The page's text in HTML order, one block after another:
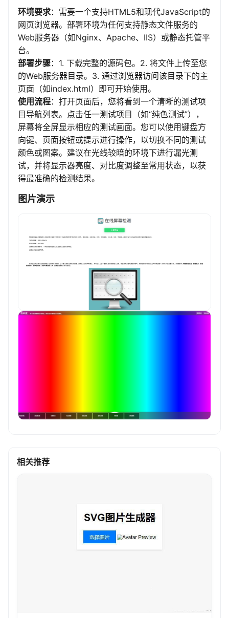
环境要求：需要一个支持HTML5和现代JavaScript的
网页浏览器。部署环境为任何支持静态文件服务的
Web服务器（如Nginx、Apache、IIS）或静态托管平
台。
部署步骤：1. 下载完整的源码包。2. 将文件上传至您
的Web服务器目录。3. 通过浏览器访问该目录下的主
页面（如index.html）即可开始使用。
使用流程：打开页面后，您将看到一个清晰的测试项
目导航列表。点击任一测试项目（如“纯色测试”），
屏幕将全屏显示相应的测试画面。您可以使用键盘方
向键、页面按钮或提示进行操作，以切换不同的测试
颜色或图案。建议在光线较暗的环境下进行漏光测
试，并将显示器亮度、对比度调整至常用状态，以获
得最准确的检测结果。
图片演示
相关推荐